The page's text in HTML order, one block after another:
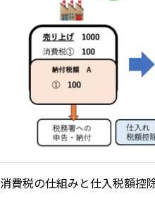
消費税の仕組みと仕入税額控